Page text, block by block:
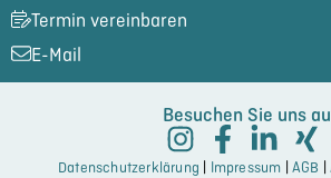
Termin vereinbaren
E-Mail
Besuchen Sie uns
Datenschutzerklärung | Impressum |AGB |